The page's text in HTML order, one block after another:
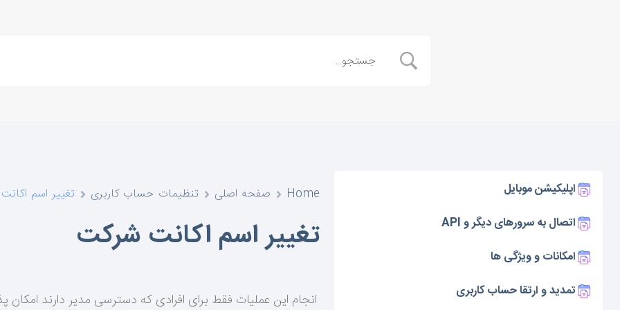
اپلیکیشن موبایل
اتصال به سرورهای دیگر و API
امکانات و ویژگی ها
تمدید و ارتقا حساب کاربری
Home صفحه اصلی تنظیمات حساب کاربری تغییر اسم
تغییر اسم اکانت شرکت
انجام این عملیات فقط برای افرادی که دسترسی مدیر دارند امکان